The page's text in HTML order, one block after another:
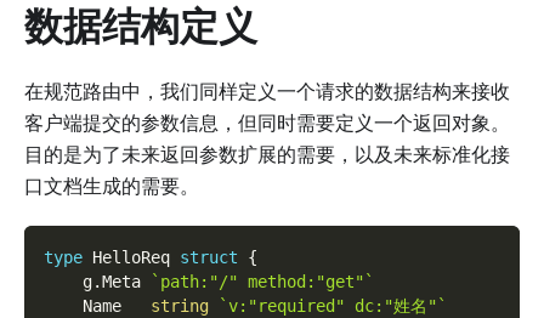
数据结构定义
在规范路由中，我们同样定义一个请求的数据结构来接收
客户端提交的参数信息，但同时需要定义一个返回对象。
目的是为了未来返回参数扩展的需要，以及未来标准化接
口文档生成的需要。
type HelloReq struct
{
    g
.Meta
`path:"/" method:"get"`
    Name
string
`v:"required" dc:"姓名"`